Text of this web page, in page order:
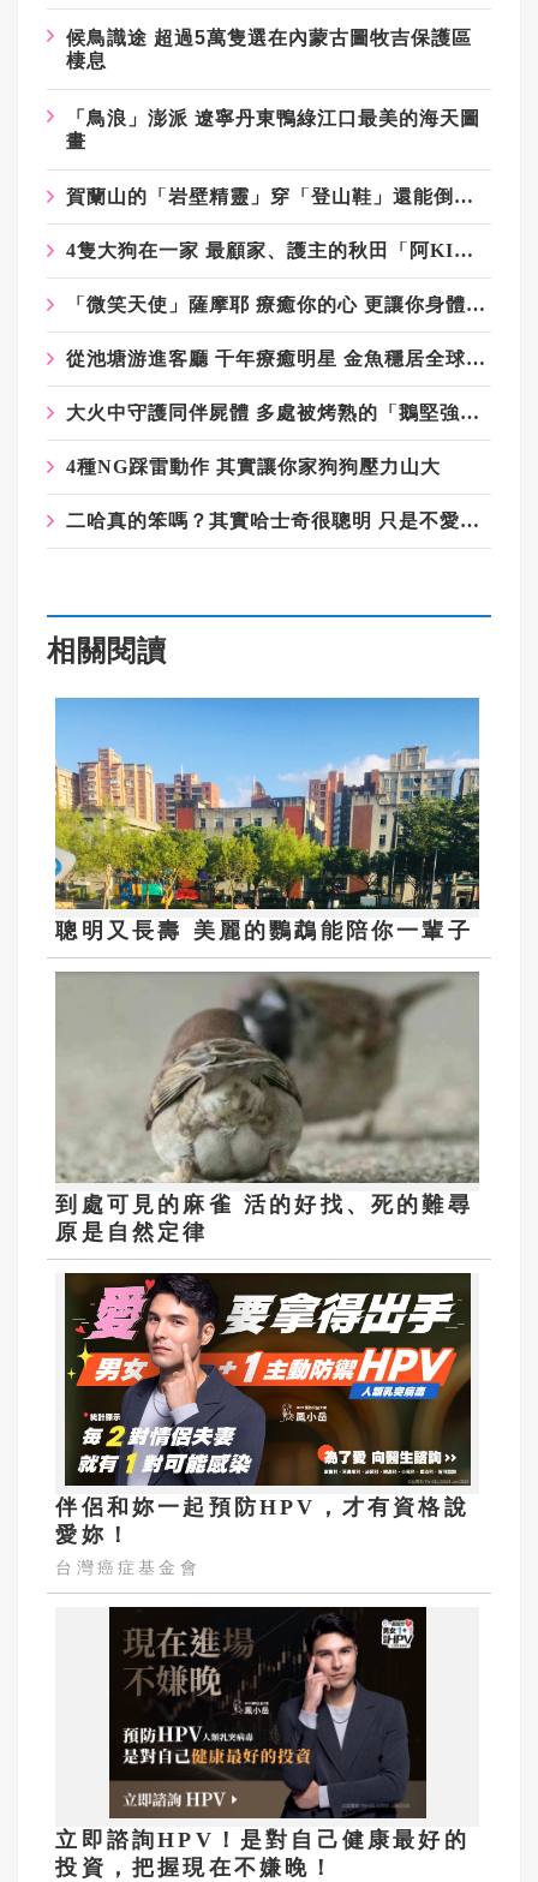
候鳥識途 超過5萬隻選在內蒙古圖牧吉保護區
棲息
「鳥浪」澎派 遼寧丹東鴨綠江口最美的海天圖
畫
賀蘭山的「岩壁精靈」穿「登山鞋」還能倒退剎車的岩羊
4隻大狗在一家 最顧家、護主的秋田「阿KI」當老大
「微笑天使」薩摩耶 療癒你的心 更讓你身體健康
從池塘游進客廳 千年療癒明星 金魚穩居全球觀賞魚C位
大火中守護同伴屍體 多處被烤熟的「鵝堅強」活下來了
4種NG踩雷動作 其實讓你家狗狗壓力山大
二哈真的笨嗎？其實哈士奇很聰明 只是不愛聽話
相關閱讀
聰明又長壽 美麗的鸚鵡能陪你一輩子
到處可見的麻雀 活的好找、死的難尋
原是自然定律
伴侶和妳一起預防HPV，才有資格說
愛妳！
台灣癌症基金會
立即諮詢HPV！是對自己健康最好的
投資，把握現在不嫌晚！